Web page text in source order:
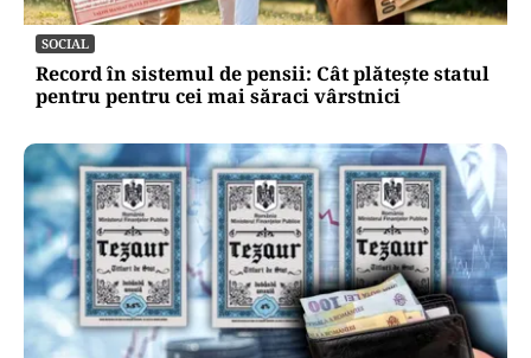
SOCIAL
Record în sistemul de pensii: Cât plătește statul
pentru pentru cei mai săraci vârstnici